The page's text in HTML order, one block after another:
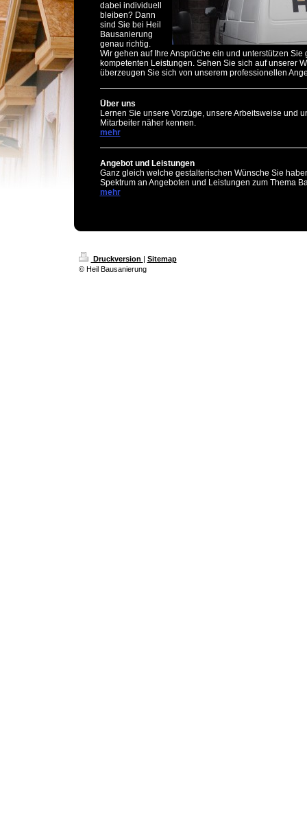
dabei individuell
bleiben? Dann
sind Sie bei Heil
Bausanierung
genau richtig.
Wir gehen auf Ihre Ansprüche ein und unterstützen Sie
kompetenten Leistungen. Sehen Sie sich auf unserer
überzeugen Sie sich von unserem professionellen
Über uns
Lernen Sie unsere Vorzüge, unsere Arbeitsweise und
Mitarbeiter näher kennen.
mehr
Angebot und Leistungen
Ganz gleich welche gestalterischen Wünsche Sie
Spektrum an Angeboten und Leistungen zum Thema
mehr
Druckversion | Sitemap
© Heil Bausanierung